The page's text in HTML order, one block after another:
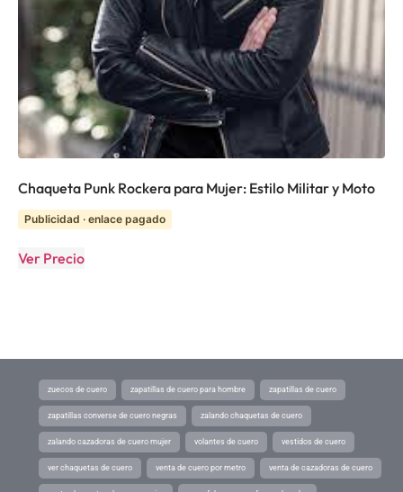
Chaqueta Punk Rockera para Mujer: Estilo Militar y Moto
Publicidad · enlace pagado
Ver Precio
zuecos de cuero zapatillas de cuero para hombre zapatillas de cuero
zapatillas converse de cuero negras zalando chaquetas de cuero
zalando cazadoras de cuero mujer volantes de cuero vestidos de cuero
ver chaquetas de cuero venta de cuero por metro venta de cazadoras de cuero